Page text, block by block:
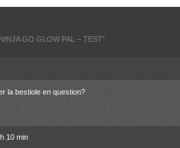
GO GLOW PAL – TEST”
la bestiole en question?
10 min